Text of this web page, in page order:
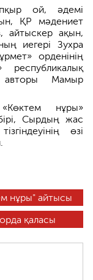
нұры" айтысы
қаласы
ой, әдемі
ҚР мәдениет
айтыскер ақын,
иегері Зухра
орденінің
Мамыр
нұры»
Сырдың жас
өзі